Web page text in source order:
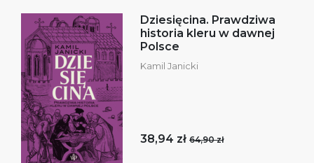
Dziesięcina. Prawdziwa
historia kleru w dawnej
Polsce
Kamil Janicki
38,94 zł 64,90 zł